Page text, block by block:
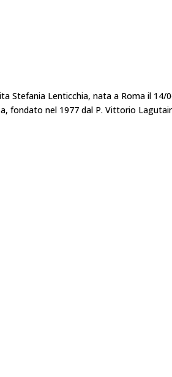
Stefania Lenticchia, nata a Roma il 14/
fondato nel 1977 dal P. Vittorio